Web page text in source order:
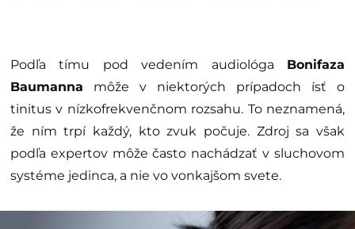
Podľa tímu pod vedením audiológa Bonifaza
Baumanna môže v niektorých prípadoch ísť o
tinitus v nízkofrekvenčnom rozsahu. To neznamená,
že ním trpí každý, kto zvuk počuje. Zdroj sa však
podľa expertov môže často nachádzať v sluchovom
systéme jedinca, a nie vo vonkajšom svete.